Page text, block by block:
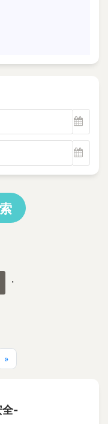
・
»
全-